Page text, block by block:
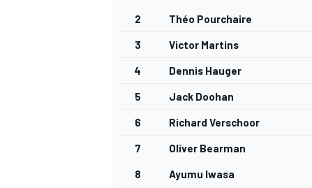
AUTRES CHAMPIONNATS
2 Théo Pourchaire
3 Victor Martins
4 Dennis Hauger
5 Jack Doohan
6 Richard Verschoor
7 Oliver Bearman
8 Ayumu Iwasa